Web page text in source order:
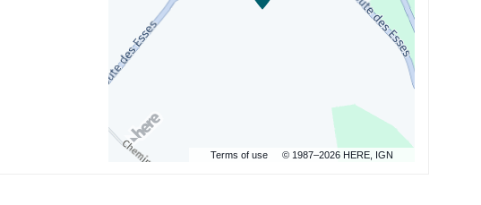
Terms of use © 1987–2026 HERE, IGN